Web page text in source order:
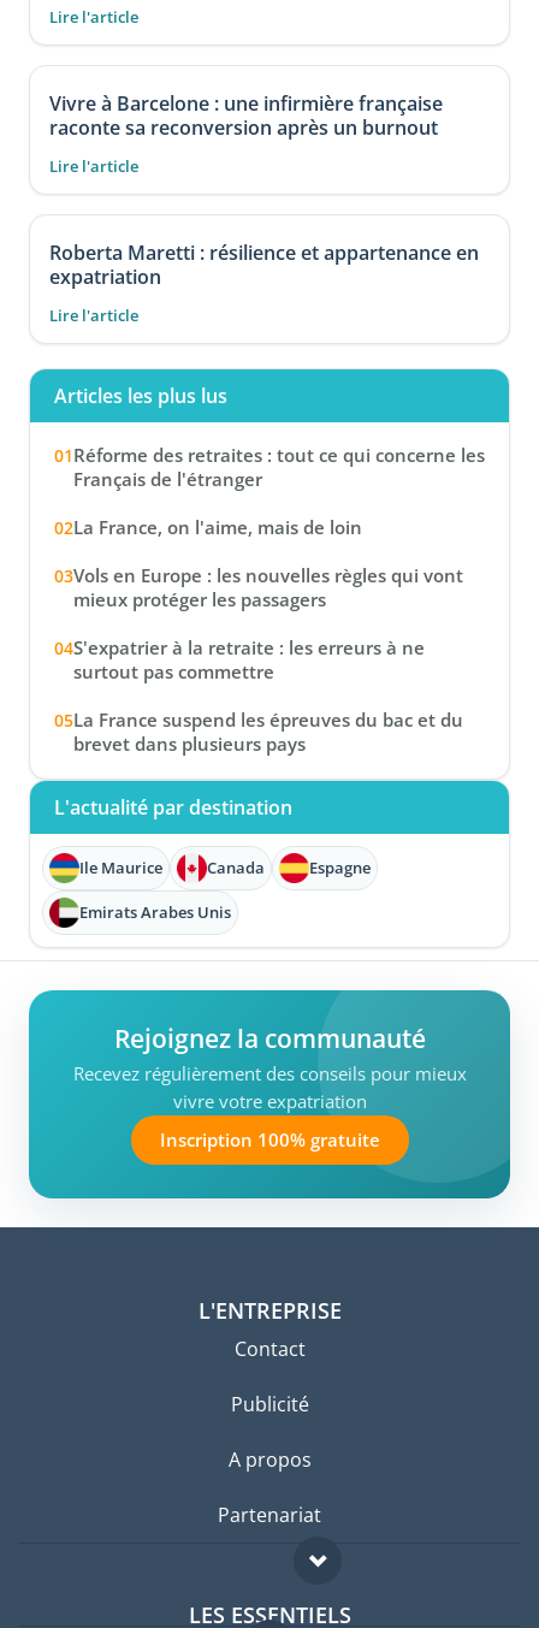
Lire l'article
Vivre à Barcelone : une infirmière française
raconte sa reconversion après un burnout
Lire l'article
Roberta Maretti : résilience et appartenance en
expatriation
Lire l'article
Articles les plus lus
Réforme des retraites : tout ce qui concerne les
Français de l'étranger
La France, on l'aime, mais de loin
Vols en Europe : les nouvelles règles qui vont
mieux protéger les passagers
S'expatrier à la retraite : les erreurs à ne
surtout pas commettre
La France suspend les épreuves du bac et du
brevet dans plusieurs pays
L'actualité par destination
Ile Maurice Canada Espagne
Emirats Arabes Unis
Rejoignez la communauté
Recevez régulièrement des conseils pour mieux
vivre votre expatriation
Inscription 100% gratuite
L'ENTREPRISE
Contact
Publicité
A propos
Partenariat
LES ESSENTIELS